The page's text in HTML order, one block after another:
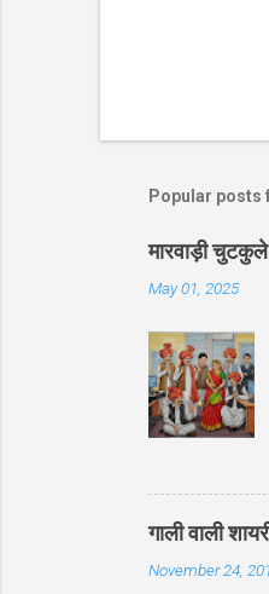
Popular posts
मारवाड़ी
May 01, 2025
गाली वाली
November 24,